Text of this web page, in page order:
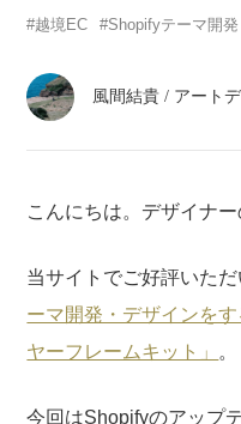
越境EC Shopifyテーマ開発
風間結貴 / アート
こんにちは。デザイナー
当サイトでご好評いただ
ーマ開発・デザインを
ヤーフレームキット」 。
今回はShopifyのアップ